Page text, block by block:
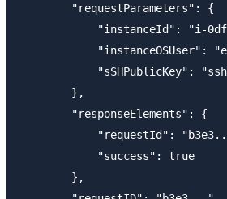
        "requestParameters": {
"instanceId": "i-
"instanceOSUser":
"sSHPublicKey":
        },
        "responseElements": {
"requestId":
            "success": true
        },